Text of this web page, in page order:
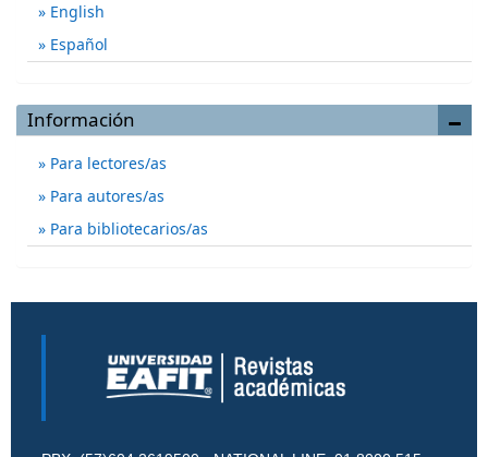
English
Español
Información
Para lectores/as
Para autores/as
Para bibliotecarios/as